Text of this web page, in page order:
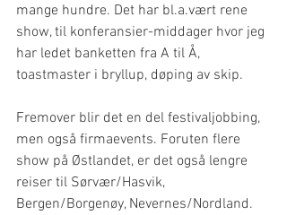
mange hundre. Det har bl.a.vært rene
show, til konferansier-middager hvor jeg
har ledet banketten fra A til Å,
toastmaster i bryllup, døping av skip.
Fremover blir det en del festivaljobbing,
men også firmaevents. Foruten flere
show på Østlandet, er det også lengre
reiser til Sørvær/Hasvik,
Bergen/Borgenøy, Nevernes/Nordland.